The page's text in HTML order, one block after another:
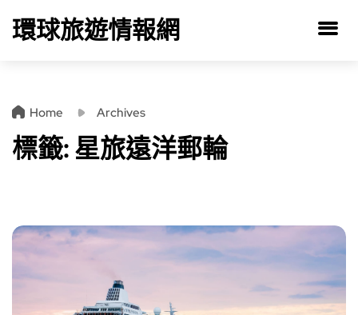
環球旅遊情報網
Home Archives
標籤:星旅遠洋郵輪